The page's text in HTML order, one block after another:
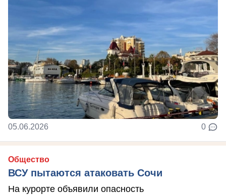
05.06.2026 0
Общество
ВСУ пытаются атаковать Сочи
На курорте объявили опасность